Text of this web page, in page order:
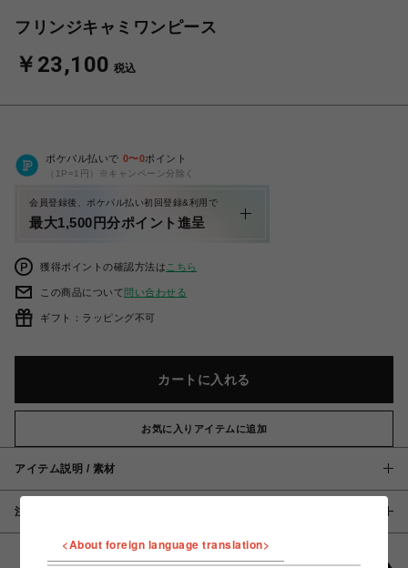
フリンジキャミワンピース
￥23,100 税込
ポケパル払いで 0〜0ポイント
（1P=1円）※キャンペーン分除く
会員登録後、ポケパル払い初回登録&利用で
最大1,500円分ポイント進呈
獲得ポイントの確認方法は こちら
この商品について問い合わせる
ギフト：ラッピング不可
カートに入れる
お気に入りアイテムに追加
アイテム説明 / 素材
注意事項
<About foreign language translation>